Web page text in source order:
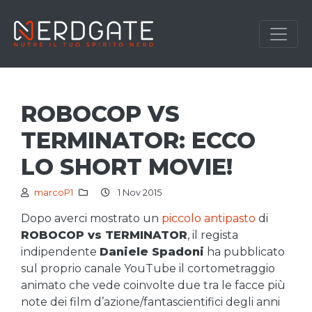
ROBOCOP VS
TERMINATOR: ECCO
LO SHORT MOVIE!
marcoP1 1 Nov 2015
Dopo averci mostrato un piccolo antipasto di
ROBOCOP vs TERMINATOR, il regista
indipendente Daniele Spadoni ha pubblicato
sul proprio canale YouTube il cortometraggio
animato che vede coinvolte due tra le facce più
note dei film d’azione/fantascientifici degli anni